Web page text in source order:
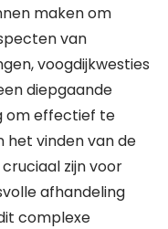
maken om
van
voogdijkwesties
diepgaande
om effectief te
het vinden van de
zijn voor
afhandeling
complexe